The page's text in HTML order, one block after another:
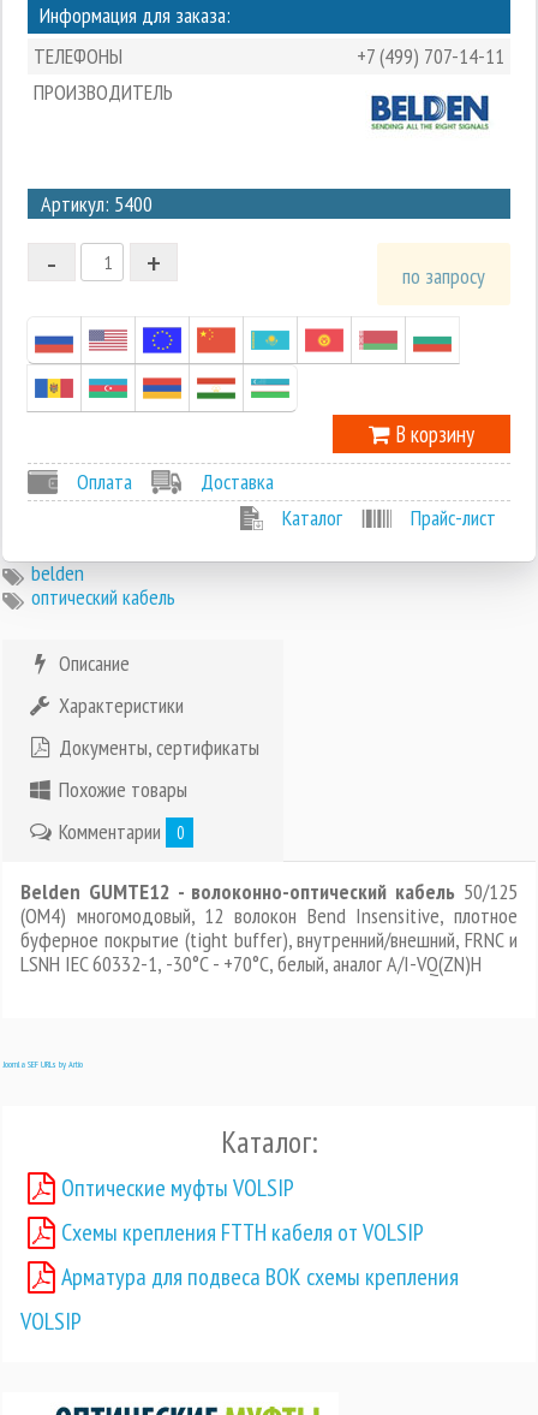
Информация для заказа:
ТЕЛЕФОНЫ
+7 (499) 707-14-11
ПРОИЗВОДИТЕЛЬ
Артикул: 5400
2
1
-1
+
- по запросу
В корзину
Оплата
Доставка
Каталог
Прайс-лист
belden
оптический кабель
Описание
Характеристики
Документы, сертификаты
Похожие товары
Комментарии
0
Belden GUMTE12 - волоконно-оптический кабель 50/125
(OM4) многомодовый, 12 волокон Bend Insensitive, плотное
буферное покрытие (tight buffer), внутренний/внешний, FRNC и
LSNH IEC 60332-1, -30°C - +70°C, белый, аналог A/I-VQ(ZN)H
Joomla SEF URLs by Artio
Каталог:
Оптические муфты VOLSIP
Схемы крепления FTTH кабеля от VOLSIP
Арматура для подвеса ВОК схемы крепления
VOLSIP